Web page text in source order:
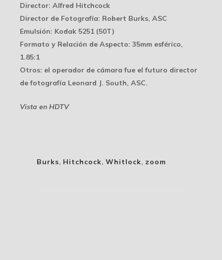
Director: Alfred Hitchcock
Director de Fotografía: Robert Burks, ASC
Emulsión: Kodak 5251 (50T)
Formato y Relación de Aspecto: 35mm esférico,
1.85:1
Otros: el operador de cámara fue el futuro director
de fotografía Leonard J. South, ASC.
Vista en HDTV
Burks, Hitchcock, Whitlock, zoom